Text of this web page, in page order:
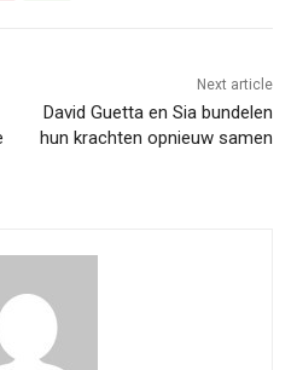
Next article
David Guetta en Sia bundelen
hun krachten opnieuw samen